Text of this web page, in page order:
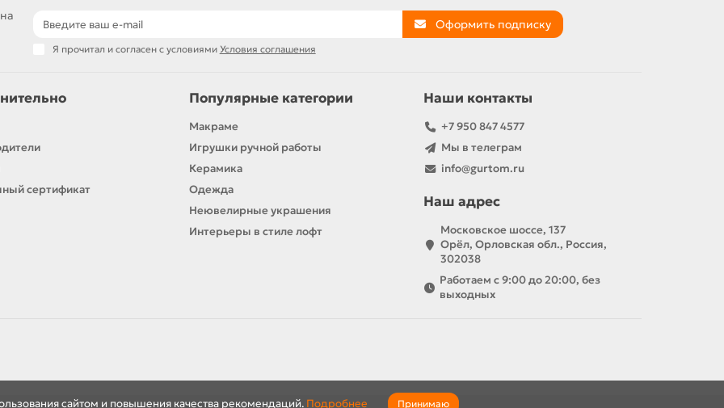
сайтом и повышения качества рекомендаций. Подробнее Принимаю
Оформить подписку
Я прочитал и согласен с условиями Условия соглашения
сертификат
Популярные категории
Макраме
Игрушки ручной работы
Керамика
Одежда
Неювелирные украшения
Интерьеры в стиле лофт
Наши контакты
+7 950 847 4577
Мы в телеграм
info@gurtom.ru
Наш адрес
Московское шоссе, 137
Орёл, Орловская обл., Россия,
302038
Работаем с 9:00 до 20:00, без
выходных